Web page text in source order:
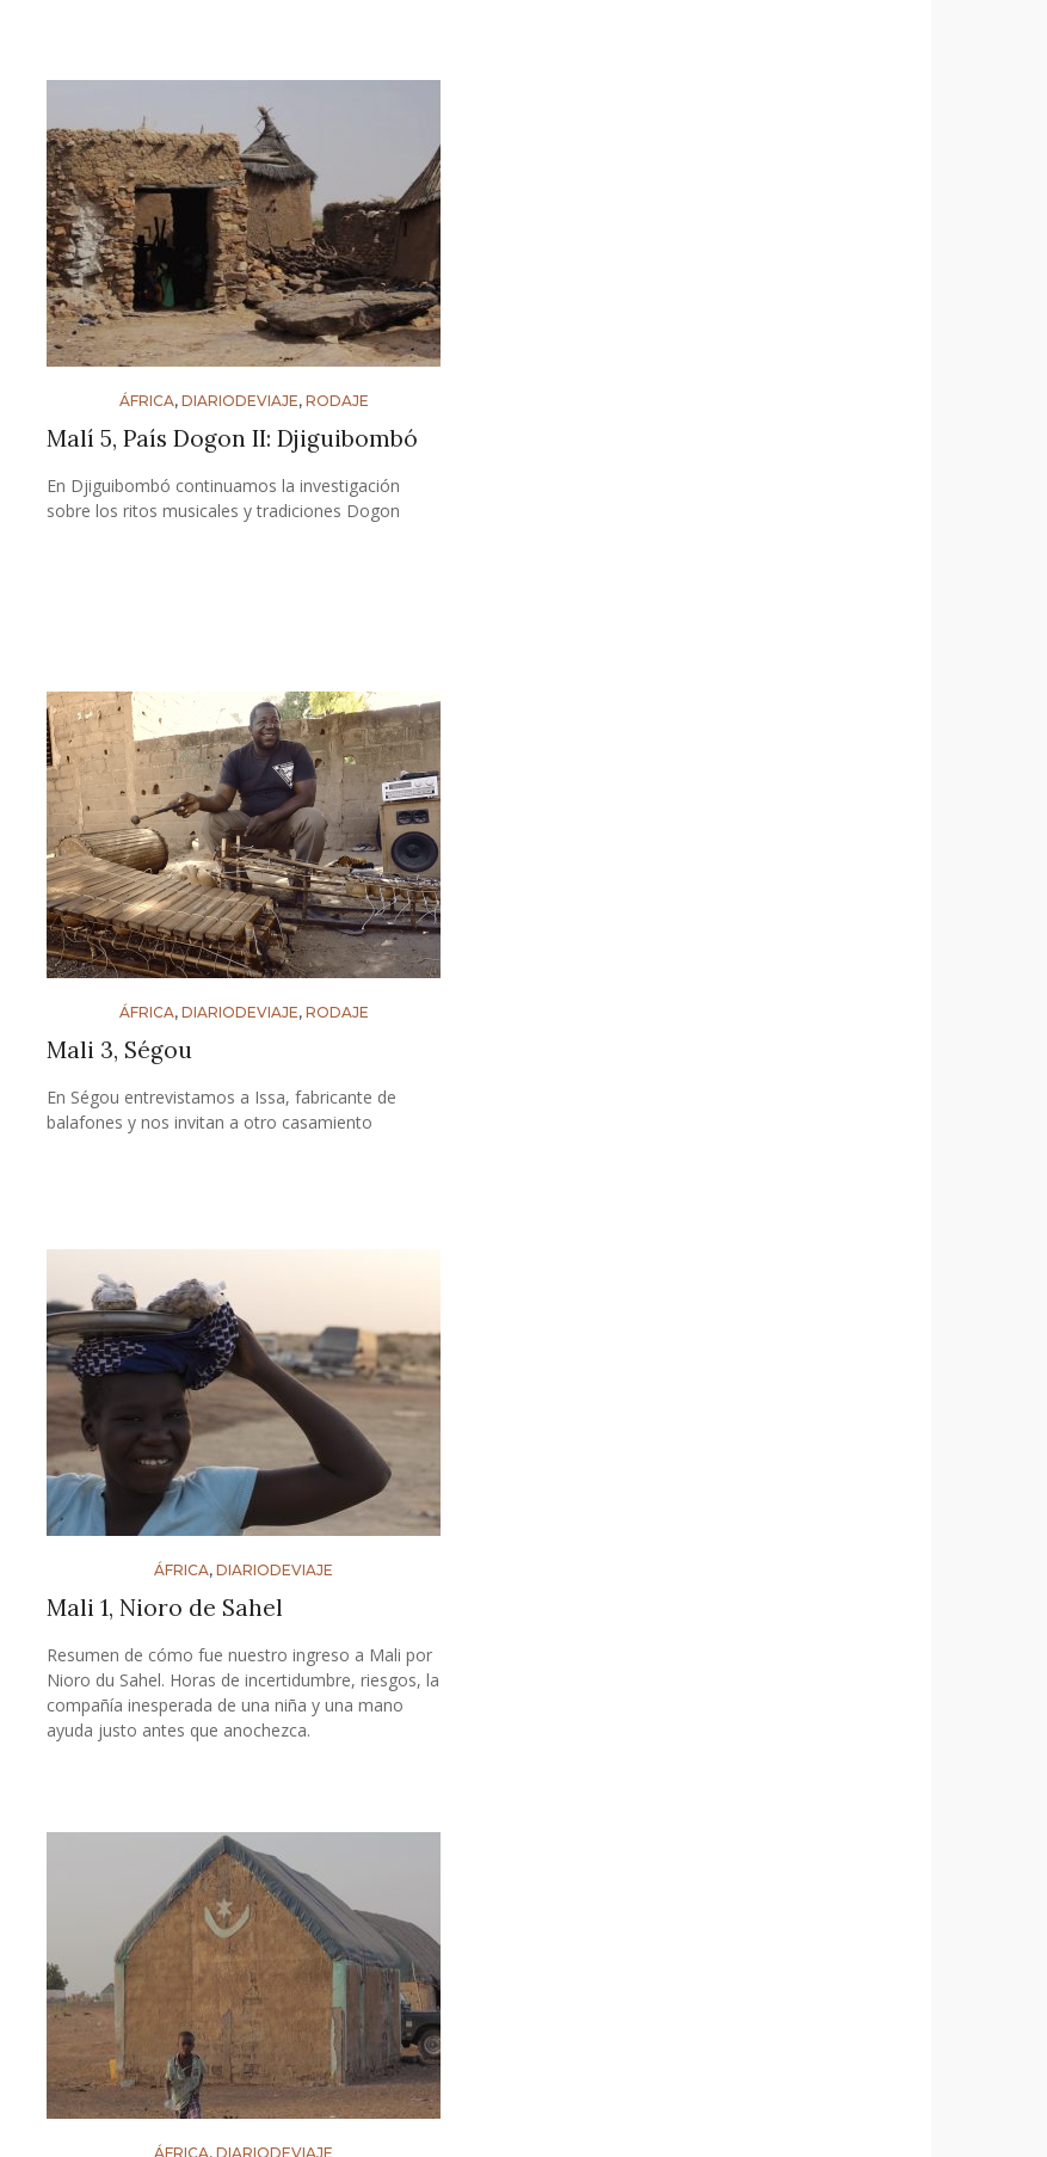
ÁFRICA, DIARIODEVIAJE, RODAJE
Malí 5, País Dogon II: Djiguibombó
En Djiguibombó continuamos la investigación
sobre los ritos musicales y tradiciones Dogon
ÁFRICA, DIARIODEVIAJE, RODAJE
Mali 3, Ségou
En Ségou entrevistamos a Issa, fabricante de
balafones y nos invitan a otro casamiento
ÁFRICA, DIARIODEVIAJE
Mali 1, Nioro de Sahel
Resumen de cómo fue nuestro ingreso a Mali por
Nioro du Sahel. Horas de incertidumbre, riesgos, la
compañía inesperada de una niña y una mano
ayuda justo antes que anochezca.
ÁFRICA, DIARIODEVIAJE